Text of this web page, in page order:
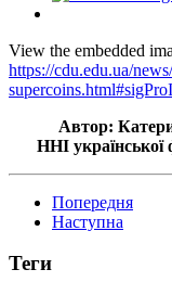
View the embedded
https://cdu.edu.ua/
Автор:
ННІ української
Попередня
Наступна
Теги